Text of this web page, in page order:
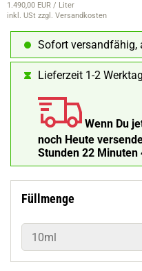
1.490,00 EUR / Liter
inkl. USt zzgl. Versandkosten
Sofort versandfähig,
Lieferzeit 1-2
Wenn Du
noch Heute
Stunden 22 Minuten
Füllmenge
10ml